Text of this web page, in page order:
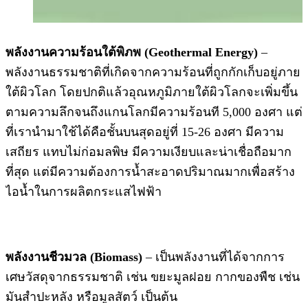
พลังงานความร้อนใต้พิภพ (Geothermal Energy) –
พลังงานธรรมชาติที่เกิดจากความร้อนที่ถูกกักเก็บอยู่ภาย
ใต้ผิวโลก โดยปกติแล้วอุณหภูมิภายใต้ผิวโลกจะเพิ่มขึ้น
ตามความลึกจนถึงแกนโลกมีความร้อนที 5,000 องศา แต่
ที่เรานำมาใช้ได้คือชั้นบนสุดอยู่ที่ 15-26 องศา มีความ
เสถียร แทบไม่ก่อมลพิษ มีความเงียบและน่าเชื่อถือมาก
ที่สุด แต่มีความต้องการน้ำสะอาดปริมาณมากเพื่อสร้าง
ไอน้ำในการผลิตกระแสไฟฟ้า
พลังงานชีวมวล (Biomass) – เป็นพลังงานที่ได้จากการ
เศษวัสดุจากธรรมชาติ เช่น ขยะมูลฝอย กากของพืช เช่น
มันสำปะหลัง หรือมูลสัตว์ เป็นต้น